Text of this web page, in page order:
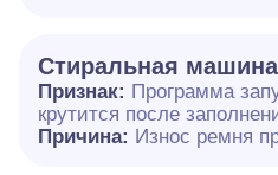
Стиральная машина
Признак: Программа
крутится после
Причина: Износ ремня